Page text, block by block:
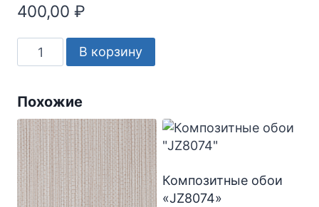
400,00 ₽
Количество
товара
обои
"JZ8095"
В корзину
Похожие
Композитные обои
«JZ8074»